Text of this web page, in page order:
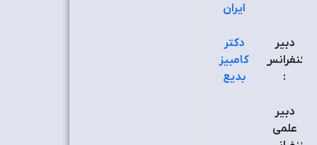
ایران
دبیر
کنفرانس
:
دکتر
کامبیز
بدیع
دبیر
علمی